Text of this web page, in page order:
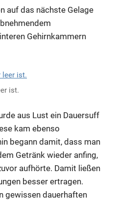
auf das nächste Gelage
Gehirnkammern
ist.
aus Lust ein Dauersuff
kam ebenso
begann damit, dass man
Getränk wieder anfing,
aufhörte. Damit ließen
besser ertragen.
gewissen dauerhaften